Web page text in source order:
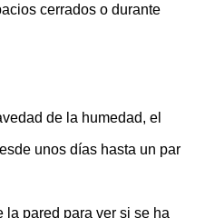
cerrados o durante
de la humedad, el
unos días hasta un par
la pared para ver si se ha